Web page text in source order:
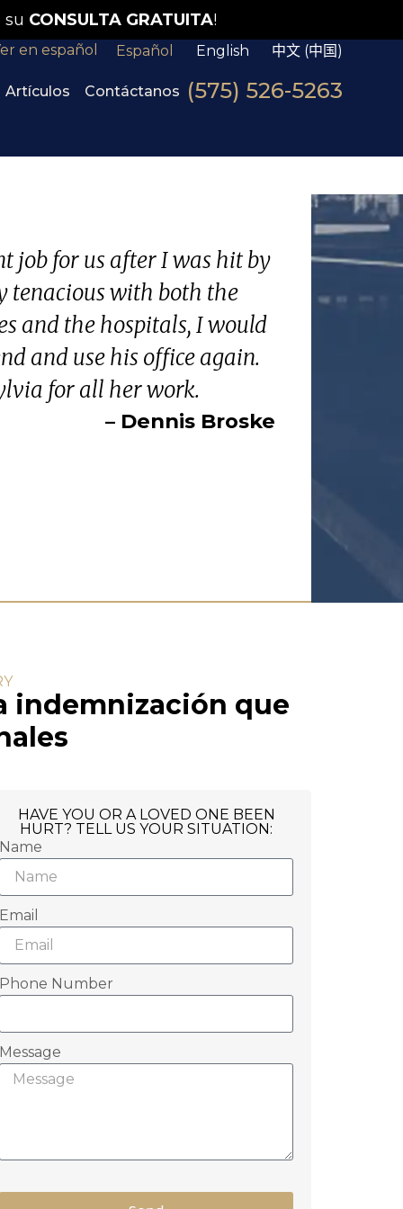
CONSULTA GRATUITA!
en español Español English 中文 (中国)
Artículos Contáctanos (575) 526-5263
job for us after I was hit by
tenacious with both the
and the hospitals, I would
and use his office again.
for all her work.
– Dennis Broske
indemnización que
HAVE YOU OR A LOVED ONE BEEN
HURT? TELL US YOUR SITUATION:
Name
Email
Phone Number
Message